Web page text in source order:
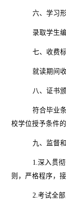
六、学习
录取学生
七、收费
就读期间
八、证书
符合毕业
校学位授予条件
九、监督
1. 深入贯
则，严格程序，
2. 考试全